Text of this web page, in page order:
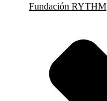
Fundación RYTHM